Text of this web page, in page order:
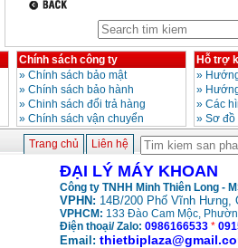
Chính sách công ty
» Chính sách bảo mật
» Chính sách bảo hành
» Chinh sách đổi trả hàng
» Chính sách vận chuyển
Hỗ trợ
»
»
» Các
» Sơ
Trang chủ Liên hệ
ĐẠI LÝ MÁY KHOAN
Công ty TNHH Minh Thiên Long -
VPHN: 14B/200 Phố Vĩnh Hưng,
VPHCM: 133 Đào Cam Mộc,
Điện thoại/ Zalo: 0986166533 *
Email: